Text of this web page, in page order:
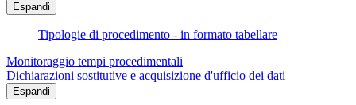
Espandi
Tipologie di procedimento - in formato tabellare
Monitoraggio tempi procedimentali
Dichiarazioni sostitutive e acquisizione d'ufficio dei dati
Espandi